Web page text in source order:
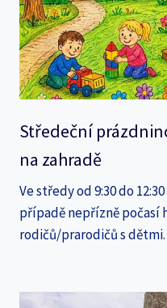
Středeční
na zahradě
Ve středy od 9:30 do
případě nepřízně počasí
rodičů/prarodičů s dětmi.